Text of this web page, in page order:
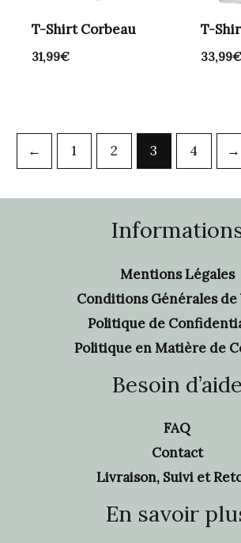
T-Shirt Corbeau
31,99€
T-
33,99€
← 1 2 3 4 →
Mentions Légales
Conditions Générales de
Politique de
Politique en Matière de
Besoin d’aide
FAQ
Contact
Livraison, Suivi et
En savoir